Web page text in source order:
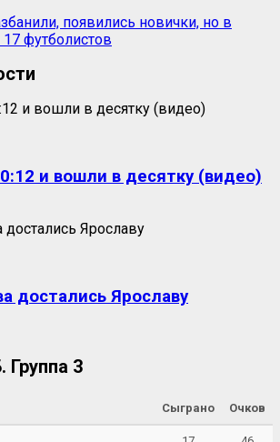
и вошли в десятку (видео)
достались Ярославу
Группа 3
Сыграно Очков